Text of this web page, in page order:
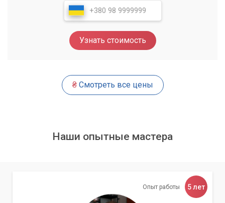
Узнать стоимость
₴Смотреть все цены
Наши опытные мастера
Опыт работы 5 лет